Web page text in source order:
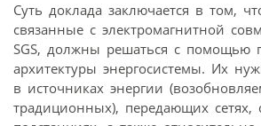
Суть доклада заключается в том,
связанные с электромагнитной
SGS, должны решаться с помощью
архитектуры энергосистемы. Их
в источниках энергии
традиционных), передающих сетях,